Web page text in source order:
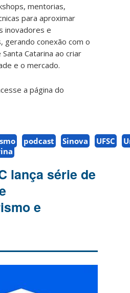
mentorias,
para aproximar
inovadores e
gerando conexão com o
Catarina ao criar
e o mercado.
a página do
podcast Sinova UFSC
lança série de
e